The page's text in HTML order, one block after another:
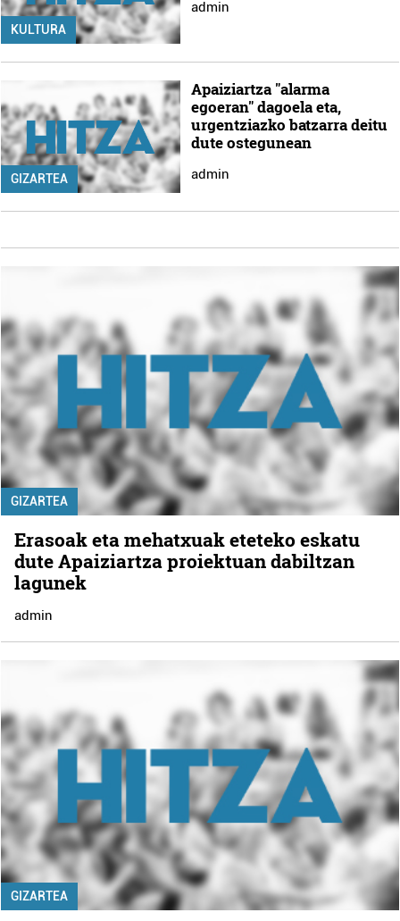
KULTURA
admin
GIZARTEA
Apaiziartza "alarma
egoeran" dagoela eta,
urgentziazko batzarra deitu
dute ostegunean
admin
GIZARTEA
Erasoak eta mehatxuak eteteko eskatu
dute Apaiziartza proiektuan dabiltzan
lagunek
admin
GIZARTEA